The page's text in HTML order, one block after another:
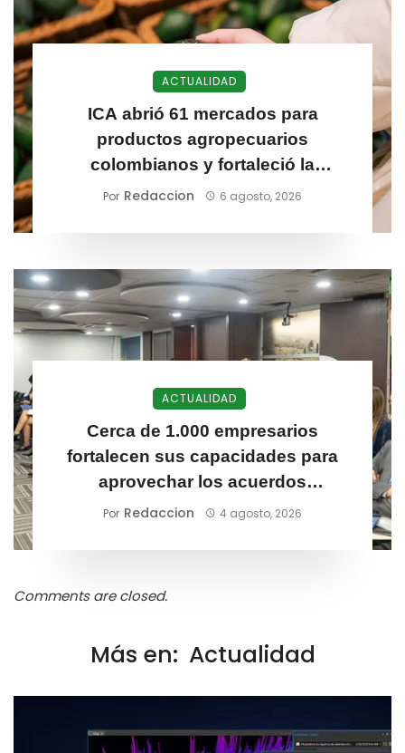
ACTUALIDAD
ICA abrió 61 mercados para
productos agropecuarios
colombianos y fortaleció la
competitividad exportadora
Por Redaccion 6 agosto, 2026
ACTUALIDAD
Cerca de 1.000 empresarios
fortalecen sus capacidades para
aprovechar los acuerdos
comerciales de Colombia
Por Redaccion 4 agosto, 2026
Comments are closed.
Más en: Actualidad